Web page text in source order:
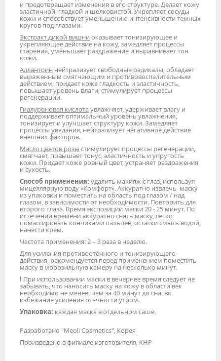
и предотвращает изменения в его структуре. Делает кожу
эластичной, гладкой и шелковистой. Укрепляет сосуды
кожи и способствует уменьшению интенсивности темных
кругов под глазами.
Экстракт дикой вишни оказывает тонизирующее и
укрепляющее действие на кожу, замедляет процессы
старения, уменьшает раздражение и выравнивает тон
кожи.
Аллантоин нейтрализует свободные радикалы, обладает
выраженным смягчающим и противовоспалительным
действием, придает коже гладкость и эластичность,
повышает уровень влаги, стимулирует процессы
регенерации.
Гиалуроновая кислота увлажняет, удерживает влагу и
поддерживает оптимальный уровень увлажнения,
тонизирует и улучшает структуру кожи. Замедляет
процессы увядания, нейтрализует негативное действие
внешних факторов.
Масло цветов розы стимулирует процессы регенерации,
смягчает, повышает тонус, эластичность и упругость
кожи. Придает коже ровный цвет, устраняет раздражения
и сухость.
Способ применения: удалить макияж с глаз, используя
мицеллярную воду «Комфорт». Аккуратно извлечь маску
из упаковки и поместить на область под глазом / над
глазом, в зависимости от необходимости. Повторить для
второго глаза. Время экспозиции маски 20 - 25 минут. По
истечении времени аккуратно снять маску, легко
помассировать кончиками пальцев, остатки смыть водой,
нанести крем.
Частота применения: 2 – 3 раза в неделю.
Для усиления противоотёчного и тонизирующего
действия, рекомендуется перед применением поместить
маску в морозильную камеру на несколько минут.
! При использовании маски в вечернее время следует не
забывать, что наносить маску на кожу в области век
необходимо не менее, чем за 40 минут до сна, во
избежание усиления отечности утром.
Упаковка: каждая маска в отдельном саше.
Разработано "Meoli Cosmetics", Корея
Произведено в филиале изготовителя, КНР